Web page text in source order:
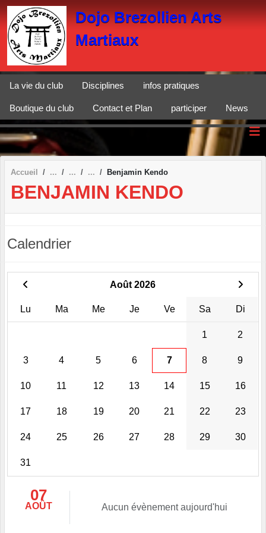
Dojo Brezollien Arts
Martiaux
La vie du club Disciplines infos pratiques
Boutique du club Contact et Plan participer News
Accueil Benjamin Kendo
BENJAMIN KENDO
Calendrier
Août 2026
Lu Ma Me Je Ve Sa Di
1 2
3 4 5 6 7 8 9
10 11 12 13 14 15 16
17 18 19 20 21 22 23
24 25 26 27 28 29 30
31
07
AOÛT Aucun évènement aujourd'hui
Panneau de gestion des cookies